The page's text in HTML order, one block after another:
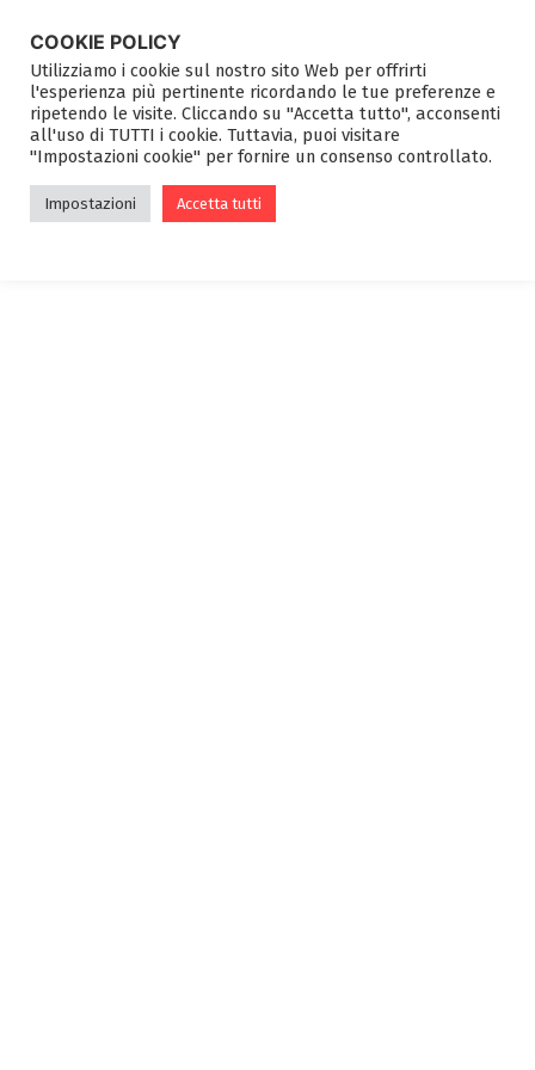
GUSTA &
CAMMINA
COOKIE POLICY
Utilizziamo i cookie sul nostro sito Web per offrirti
l'esperienza più pertinente ricordando le tue preferenze e
ripetendo le visite. Cliccando su "Accetta tutto", acconsenti
all'uso di TUTTI i cookie. Tuttavia, puoi visitare
"Impostazioni cookie" per fornire un consenso controllato.
Impostazioni Accetta tutti